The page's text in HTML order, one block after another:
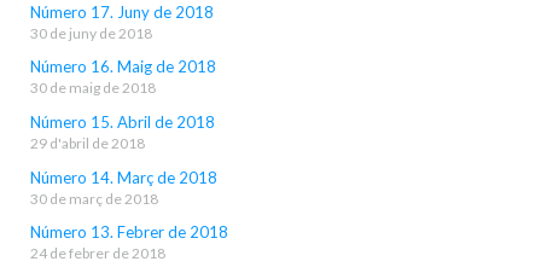
Número 17. Juny de 2018
30 de juny de 2018
Número 16. Maig de 2018
30 de maig de 2018
Número 15. Abril de 2018
29 d'abril de 2018
Número 14. Març de 2018
30 de març de 2018
Número 13. Febrer de 2018
24 de febrer de 2018